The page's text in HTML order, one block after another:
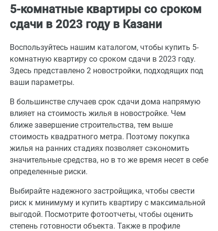
5-комнатные квартиры со сроком
сдачи в 2023 году в Казани
Воспользуйтесь нашим каталогом, чтобы купить 5-
комнатную квартиру со сроком сдачи в 2023 году.
Здесь представлено 2 новостройки, подходящих под
ваши параметры.
В большинстве случаев срок сдачи дома напрямую
влияет на стоимость жилья в новостройке. Чем
ближе завершение строительства, тем выше
стоимость квадратного метра. Поэтому покупка
жилья на ранних стадиях позволяет сэкономить
значительные средства, но в то же время несет в себе
определенные риски.
Выбирайте надежного застройщика, чтобы свести
риск к минимуму и купить квартиру с максимальной
выгодой. Посмотрите фотоотчеты, чтобы оценить
степень готовности объекта. Также в профиле